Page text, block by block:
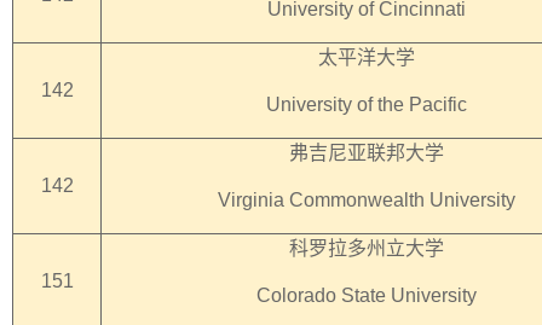
University of Cincinnati
142
太平洋大学
University of the Pacific
142
弗吉尼亚联邦大学
Virginia Commonwealth University
151
科罗拉多州立大学
Colorado State University